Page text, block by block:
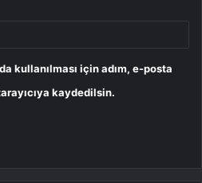
kullanılması için adım, e-posta
kaydedilsin.